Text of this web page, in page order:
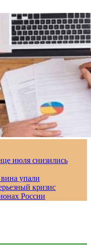
июля снизились
упали
кризис
России